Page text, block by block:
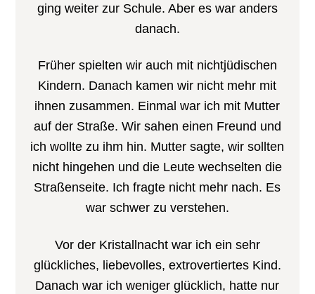
ging weiter zur Schule. Aber es war anders
danach.
Früher spielten wir auch mit nichtjüdischen
Kindern. Danach kamen wir nicht mehr mit
ihnen zusammen. Einmal war ich mit Mutter
auf der Straße. Wir sahen einen Freund und
ich wollte zu ihm hin. Mutter sagte, wir sollten
nicht hingehen und die Leute wechselten die
Straßenseite. Ich fragte nicht mehr nach. Es
war schwer zu verstehen.
Vor der Kristallnacht war ich ein sehr
glückliches, liebevolles, extrovertiertes Kind.
Danach war ich weniger glücklich, hatte nur